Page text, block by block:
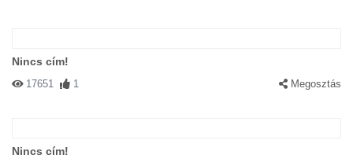
Nincs cím!
17651 1 Megosztás
Nincs cím!